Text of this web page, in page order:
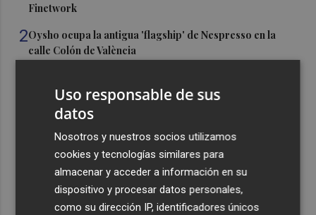
Finetwork
2Oysho ocupa la antigua 'flagship' de Nespresso en la
calle Colón de València
la atención al nacimiento
El proyecto 'Gramola' evalúa estrategias sostenibles
para reducir las alteraciones internas de la granada
mollar de Elche
El talento murciano conquista Cimeria: Dagnino ilustra
'Aguas peligrosas' de Conan el Bárbaro
Uso responsable de sus
datos
Nosotros y nuestros socios utilizamos
cookies y tecnologías similares para
almacenar y acceder a información en su
dispositivo y procesar datos personales,
como su dirección IP, identificadores únicos